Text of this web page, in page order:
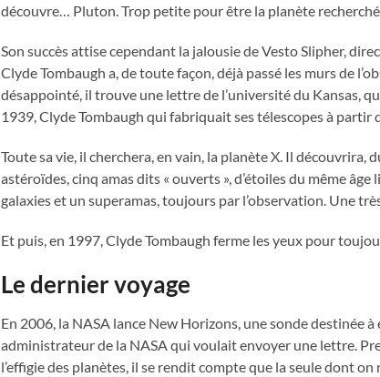
découvre… Pluton. Trop petite pour être la planète
Son succès attise cependant la jalousie de Vesto Slipher,
Clyde Tombaugh a, de toute façon, déjà passé les murs de
désappointé, il trouve une lettre de l’université du Kansas,
1939, Clyde Tombaugh qui fabriquait ses télescopes à
Toute sa vie, il cherchera, en vain, la planète X. Il
astéroïdes, cinq amas dits « ouverts », d’étoiles du même
galaxies et un superamas, toujours par l’observation. Une
Et puis, en 1997, Clyde Tombaugh ferme les yeux pour
Le dernier voyage
En 2006, la NASA lance New Horizons, une sonde destinée
administrateur de la NASA qui voulait envoyer une lettre.
l’effigie des planètes, il se rendit compte que la seule dont